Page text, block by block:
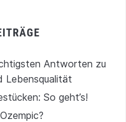
Antworten zu
Lebensqualität
So geht’s!